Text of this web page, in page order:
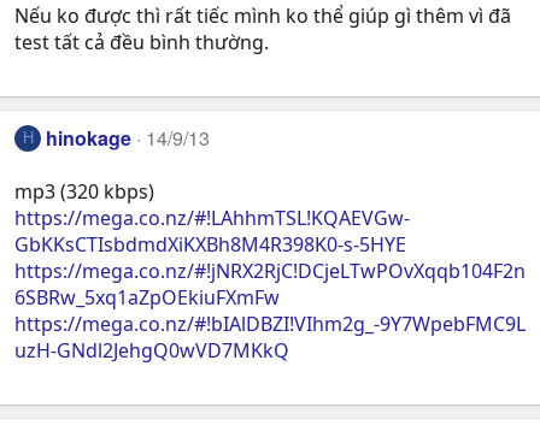
Nếu ko được thì rất tiếc mình ko thể giúp gì thêm vì đã
test tất cả đều bình thường.
H hinokage 14/9/13
mp3 (320 kbps)
https://mega.co.nz/#!LAhhmTSL!KQAEVGw-
GbKKsCTIsbdmdXiKXBh8M4R398K0-s-5HYE
https://mega.co.nz/#!jNRX2RjC!DCjeLTwPOvXqqb104F2n
6SBRw_5xq1aZpOEkiuFXmFw
https://mega.co.nz/#!bIAlDBZI!VIhm2g_-9Y7WpebFMC9L
uzH-GNdl2JehgQ0wVD7MKkQ